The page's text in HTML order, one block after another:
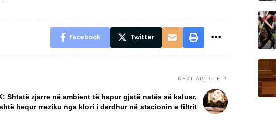
Facebook Twitter
NEXT ARTICLE
Shtatë zjarre në ambient të hapur gjatë natës së kaluar,
hequr rreziku nga klori i derdhur në stacionin e filtrit